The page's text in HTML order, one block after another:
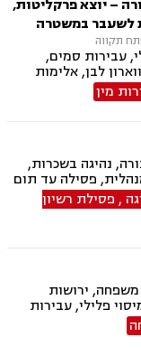
– יוצא פרקליטות,
לשעבר במשטרה
עבירות סמים,
לבן, אלימות
נהיגה בשכרות,
מנהלית, משטרה,
מעצרים עד תום
בתנאים
מין
נהיגה בשכרות,
פסילה עד תום
עבירות סמים,
, פסילת רשיון
ירושות
פלילי, עבירות
רשיון נהיגה,
לשון הרע